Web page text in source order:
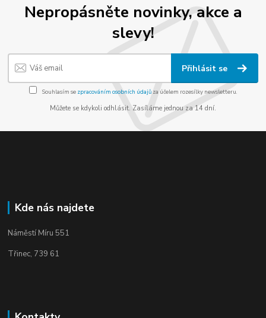
Nepropásněte novinky, akce a
slevy!
Přihlásit se
Souhlasím se zpracováním osobních údajůza účelem rozesílky newsletteru.
Můžete se kdykoli odhlásit. Zasíláme jednou za 14 dní.
Kde nás najdete
Náměstí Míru 551
Třinec, 739 61